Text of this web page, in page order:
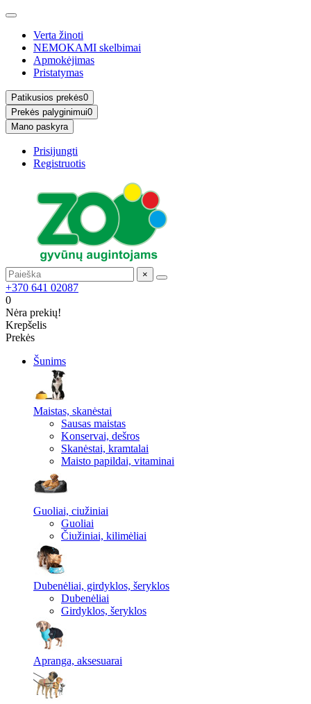
Verta žinoti
NEMOKAMI skelbimai
Apmokėjimas
Pristatymas
Patikusios prekės0
Prekės palyginimui0
Mano paskyra
Prisijungti
Registruotis
×
+370 641 02087
0
Nėra prekių!
Krepšelis
Prekės
Šunims
Maistas, skanėstai
Sausas maistas
Konservai, dešros
Skanėstai, kramtalai
Maisto papildai, vitaminai
Guoliai, ciužiniai
Guoliai
Čiužiniai, kilimėliai
Dubenėliai, girdyklos, šeryklos
Dubenėliai
Girdyklos, šeryklos
Apranga, aksesuarai